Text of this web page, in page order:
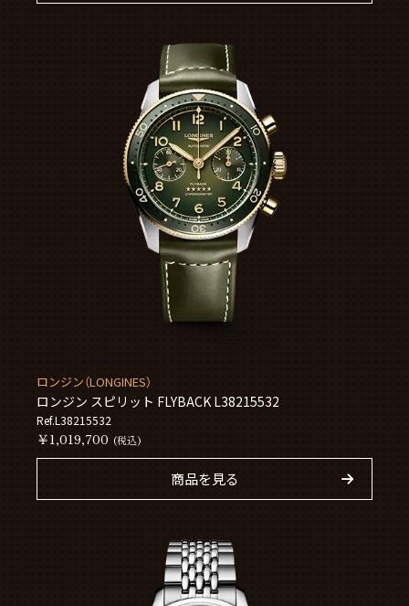
ロンジン（LONGINES）
ロンジン スピリット FLYBACK L38215532
Ref.L38215532
￥1,019,700 (税込)
商品を見る